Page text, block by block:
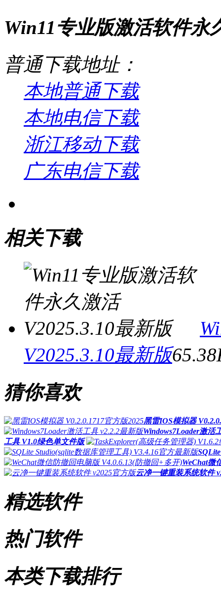
Win11专业版激活软件永
普通下载地址：
本地普通下载
本地电信下载
浙江移动下载
广东电信下载
相关下载
V2025.3.10最新版
猜你喜欢
黑雷IOS模拟器
Windows7Loader激活
工具 V1.0绿色单文件版
WeChat微
云净一键重装系统软件
精选软件
热门软件
本类下载排行